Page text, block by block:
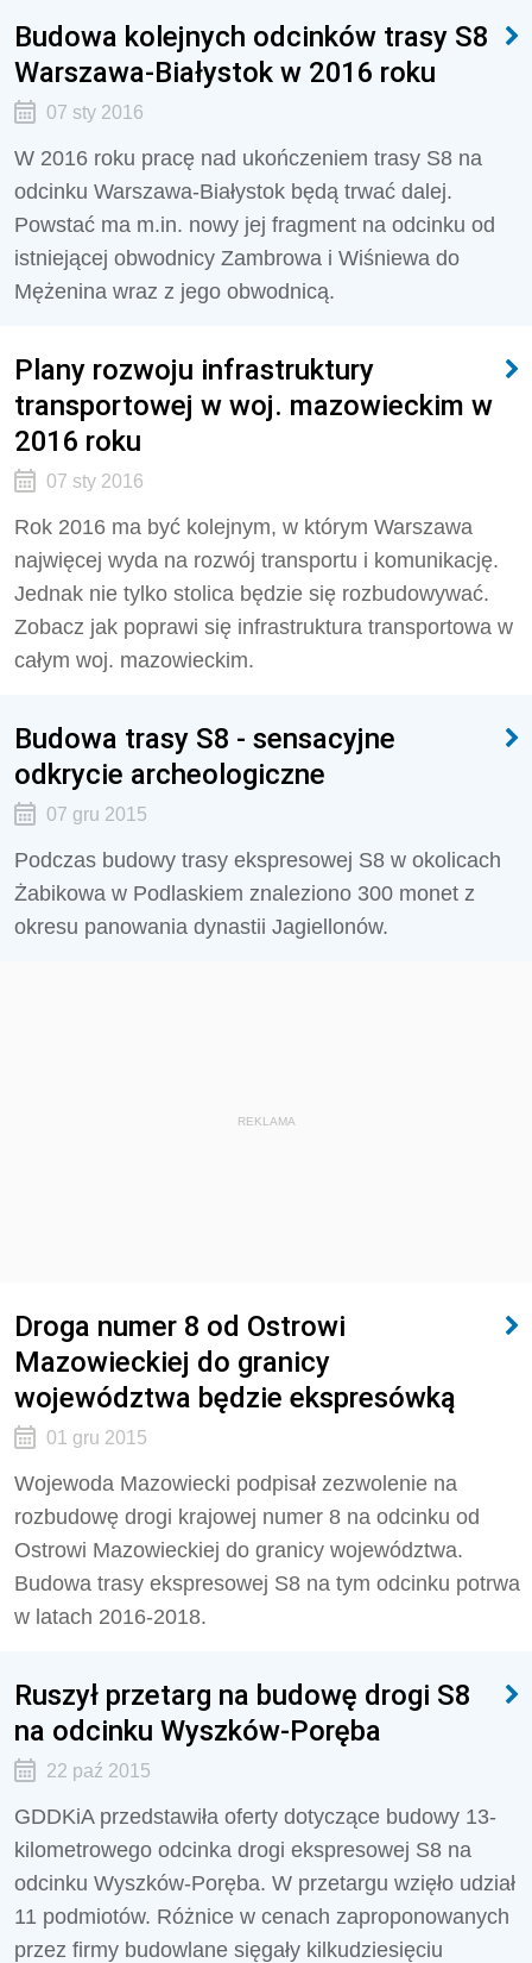
Budowa kolejnych odcinków trasy S8
Warszawa-Białystok w 2016 roku
07 sty 2016
W 2016 roku pracę nad ukończeniem trasy S8 na
odcinku Warszawa-Białystok będą trwać dalej.
Powstać ma m.in. nowy jej fragment na odcinku od
istniejącej obwodnicy Zambrowa i Wiśniewa do
Mężenina wraz z jego obwodnicą.
Plany rozwoju infrastruktury
transportowej w woj. mazowieckim w
2016 roku
07 sty 2016
Rok 2016 ma być kolejnym, w którym Warszawa
najwięcej wyda na rozwój transportu i komunikację.
Jednak nie tylko stolica będzie się rozbudowywać.
Zobacz jak poprawi się infrastruktura transportowa w
całym woj. mazowieckim.
Budowa trasy S8 - sensacyjne
odkrycie archeologiczne
07 gru 2015
Podczas budowy trasy ekspresowej S8 w okolicach
Żabikowa w Podlaskiem znaleziono 300 monet z
okresu panowania dynastii Jagiellonów.
REKLAMA
Droga numer 8 od Ostrowi
Mazowieckiej do granicy
województwa będzie ekspresówką
01 gru 2015
Wojewoda Mazowiecki podpisał zezwolenie na
rozbudowę drogi krajowej numer 8 na odcinku od
Ostrowi Mazowieckiej do granicy województwa.
Budowa trasy ekspresowej S8 na tym odcinku potrwa
w latach 2016-2018.
Ruszył przetarg na budowę drogi S8
na odcinku Wyszków-Poręba
22 paź 2015
GDDKiA przedstawiła oferty dotyczące budowy 13-
kilometrowego odcinka drogi ekspresowej S8 na
odcinku Wyszków-Poręba. W przetargu wzięło udział
11 podmiotów. Różnice w cenach zaproponowanych
przez firmy budowlane sięgały kilkudziesięciu